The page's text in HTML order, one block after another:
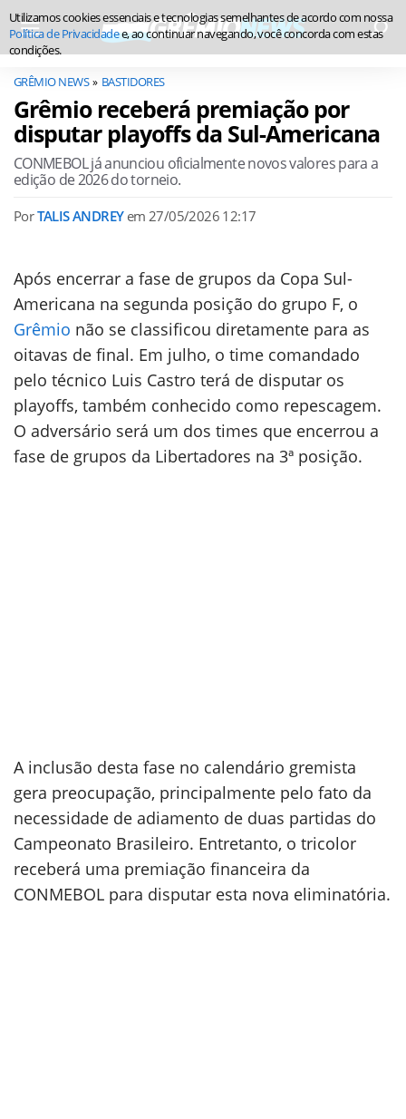
GRÊMIO NEWS BASTIDORES
Grêmio receberá premiação por
disputar playoffs da Sul-Americana
CONMEBOL já anunciou oficialmente novos valores para a
edição de 2026 do torneio.
PorTALIS ANDREYem27/05/2026 12:17
Após encerrar a fase de grupos da Copa Sul-
Americana na segunda posição do grupo F, o
Grêmio não se classificou diretamente para as
oitavas de final. Em julho, o time comandado
pelo técnico Luis Castro terá de disputar os
playoffs, também conhecido como repescagem.
O adversário será um dos times que encerrou a
fase de grupos da Libertadores na 3ª posição.
A inclusão desta fase no calendário gremista
gera preocupação, principalmente pelo fato da
necessidade de adiamento de duas partidas do
Campeonato Brasileiro. Entretanto, o tricolor
receberá uma premiação financeira da
CONMEBOL para disputar esta nova eliminatória.
Utilizamos cookies essenciais e tecnologias semelhantes de acordo com nossa
Política de Privacidadee, ao continuar navegando, você concorda com estas
condições.